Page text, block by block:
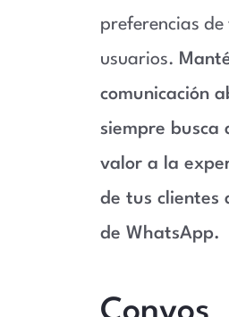
preferencias de
usuarios.
comunicación
siempre busca
valor a la
de tus clientes
de WhatsApp.